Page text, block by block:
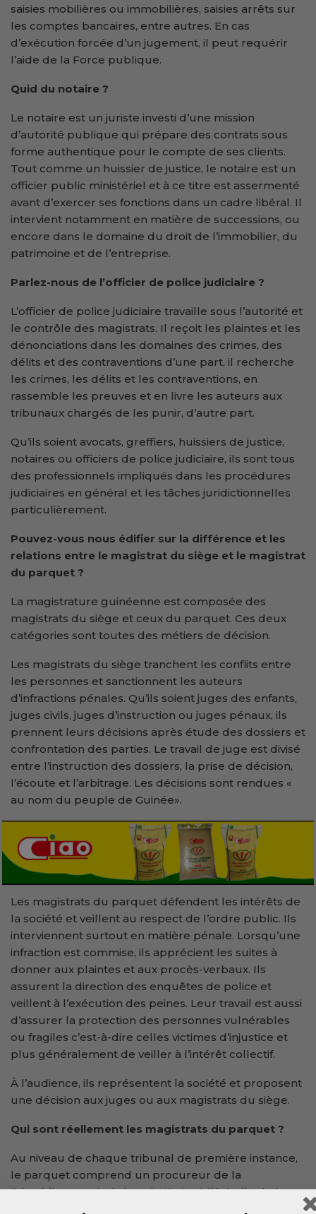
saisies mobilières ou immobilières, saisies arrêts sur
les comptes bancaires, entre autres. En cas
d’exécution forcée d’un jugement, il peut requérir
l’aide de la Force publique.
Quid du notaire ?
Le notaire est un juriste investi d’une mission
d’autorité publique qui prépare des contrats sous
forme authentique pour le compte de ses clients.
Tout comme un huissier de justice, le notaire est un
officier public ministériel et à ce titre est assermenté
avant d’exercer ses fonctions dans un cadre libéral. Il
intervient notamment en matière de successions, ou
encore dans le domaine du droit de l’immobilier, du
patrimoine et de l’entreprise.
Parlez-nous de l’officier de police judiciaire ?
L’officier de police judiciaire travaille sous l’autorité et
le contrôle des magistrats. Il reçoit les plaintes et les
dénonciations dans les domaines des crimes, des
délits et des contraventions d’une part, il recherche
les crimes, les délits et les contraventions, en
rassemble les preuves et en livre les auteurs aux
tribunaux chargés de les punir, d’autre part.
Qu’ils soient avocats, greffiers, huissiers de justice,
notaires ou officiers de police judiciaire, ils sont tous
des professionnels impliqués dans les procédures
judiciaires en général et les tâches juridictionnelles
particulièrement.
Pouvez-vous nous édifier sur la différence et les
relations entre le magistrat du siège et le magistrat
du parquet ?
La magistrature guinéenne est composée des
magistrats du siège et ceux du parquet. Ces deux
catégories sont toutes des métiers de décision.
Les magistrats du siège tranchent les conflits entre
les personnes et sanctionnent les auteurs
d’infractions pénales. Qu’ils soient juges des enfants,
juges civils, juges d’instruction ou juges pénaux, ils
prennent leurs décisions après étude des dossiers et
confrontation des parties. Le travail de juge est divisé
entre l’instruction des dossiers, la prise de décision,
l’écoute et l’arbitrage. Les décisions sont rendues «
au nom du peuple de Guinée».
Les magistrats du parquet défendent les intérêts de
la société et veillent au respect de l’ordre public. Ils
interviennent surtout en matière pénale. Lorsqu’une
infraction est commise, ils apprécient les suites à
donner aux plaintes et aux procès-verbaux. Ils
assurent la direction des enquêtes de police et
veillent à l’exécution des peines. Leur travail est aussi
d’assurer la protection des personnes vulnérables
ou fragiles c’est-à-dire celles victimes d’injustice et
plus généralement de veiller à l’intérêt collectif.
À l’audience, ils représentent la société et proposent
une décision aux juges ou aux magistrats du siège.
Qui sont réellement les magistrats du parquet ?
Au niveau de chaque tribunal de première instance,
le parquet comprend un procureur de la
République assisté de substituts. A l’échelle de la